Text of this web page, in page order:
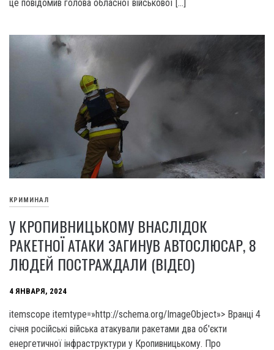
це повідомив голова обласної військової […]
КРИМИНАЛ
У КРОПИВНИЦЬКОМУ ВНАСЛІДОК
РАКЕТНОЇ АТАКИ ЗАГИНУВ АВТОСЛЮСАР, 8
ЛЮДЕЙ ПОСТРАЖДАЛИ (ВІДЕО)
4 ЯНВАРЯ, 2024
itemscope itemtype=»http://schema.org/ImageObject»> Вранці 4
січня російські війська атакували ракетами два об'єкти
енергетичної інфраструктури у Кропивницькому. Про